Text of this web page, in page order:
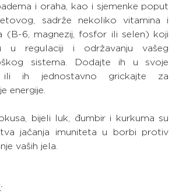
i oraha, kao i sjemenke poput
sadrže nekoliko vitamina i
(B-6, magnezij, fosfor ili selen) koji
u regulaciji i održavanju vašeg
sistema. Dodajte ih u svoje
ili ih jednostavno grickajte za
energije.
bijeli luk, đumbir i kurkuma su
jačanja imuniteta u borbi protiv
vaših jela.